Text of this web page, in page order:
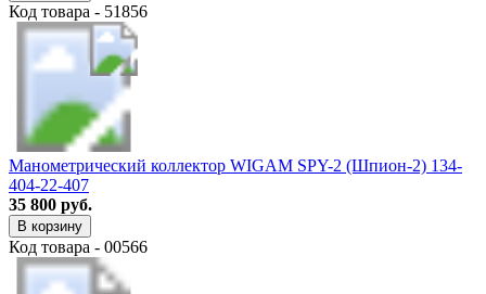
Код товара - 51856
Манометрический коллектор WIGAM SPY-2 (Шпион-2) 134-
404-22-407
35 800 руб.
В корзину
Код товара - 00566